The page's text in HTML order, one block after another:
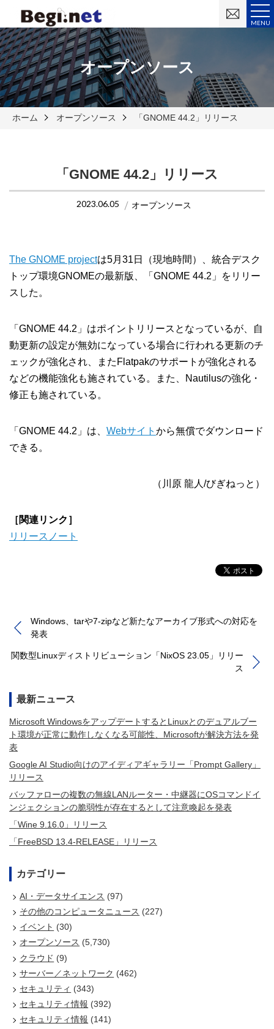
MENU
い
オープンソース
ホーム オープンソース 「GNOME 44.2」リリース
「GNOME 44.2」リリース
2023.06.05 オープンソース
The GNOME projectは5月31日（現地時間）、統合デスク
トップ環境GNOMEの最新版、「GNOME 44.2」をリリー
スした。
「GNOME 44.2」はポイントリリースとなっているが、自
動更新の設定が無効になっている場合に行われる更新のチ
ェックが強化され、またFlatpakのサポートが強化される
などの機能強化も施されている。また、Nautilusの強化・
修正も施されている。
「GNOME 44.2」は、 Webサイト から無償でダウンロード
できる。
（川原 龍人/びぎねっと）
［関連リンク］
リリースノート
Windows、tarや7-zipなど新たなアーカイブ形式への対応を
発表
関数型Linuxディストリビューション「NixOS 23.05」リリー
ス
最新ニュース
Microsoft WindowsをアップデートするとLinuxとのデュアルブー
ト環境が正常に動作しなくなる可能性、Microsoftが解決方法を発
表
Google AI Studio向けのアイディアギャラリー「Prompt Gallery」
リリース
バッファローの複数の無線LANルーター・中継器にOSコマンドイ
ンジェクションの脆弱性が存在するとして注意喚起を発表
「Wine 9.16.0」リリース
「FreeBSD 13.4-RELEASE」リリース
カテゴリー
AI・データサイエンス (97)
その他のコンピュータニュース (227)
イベント (30)
オープンソース (5,730)
クラウド (9)
サーバー／ネットワーク (462)
セキュリティ (343)
セキュリティ情報 (392)
セキュリティ情報 (141)